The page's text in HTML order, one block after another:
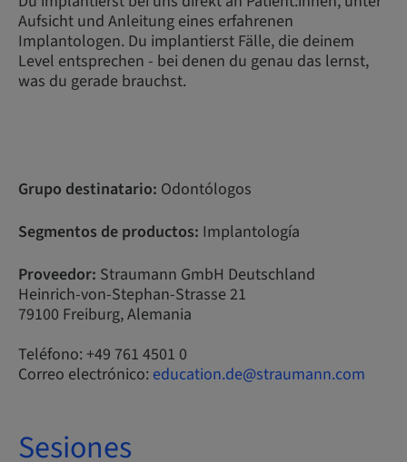
Aufsicht und Anleitung eines erfahrenen
Implantologen. Du implantierst Fälle, die deinem
Level entsprechen - bei denen du genau das lernst,
was du gerade brauchst.
Grupo destinatario: Odontólogos
Segmentos de productos: Implantología
Proveedor: Straumann GmbH Deutschland
Heinrich-von-Stephan-Strasse 21
79100 Freiburg, Alemania
Teléfono: +49 761 4501 0
Correo electrónico: education.de@straumann.com
Sesiones